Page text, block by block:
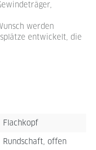
werden
entwickelt, die
Flachkopf
Rundschaft, offen